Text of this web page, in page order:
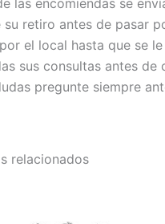
su retiro antes de pasar
el local hasta que se
sus consultas antes
pregunte siempre
relacionados